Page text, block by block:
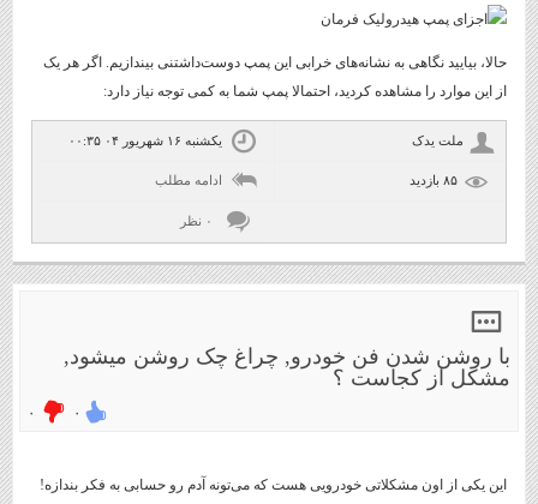
حالا، بیایید نگاهی به نشانه‌های خرابی این پمپ دوست‌داشتنی بیندازیم. اگر هر یک
از این موارد را مشاهده کردید، احتمالا پمپ شما به کمی توجه نیاز دارد:
ملت یدک یکشنبه ۱۶ شهریور ۰۴ ۰۰:۳۵
ادامه مطلب
۰ نظر
با روشن شدن فن خودرو, چراغ چک روشن میشود,
مشکل از کجاست ؟
۰ ۰
این یکی از اون مشکلاتی خودرویی هست که می‌تونه آدم رو حسابی به فکر بندازه!